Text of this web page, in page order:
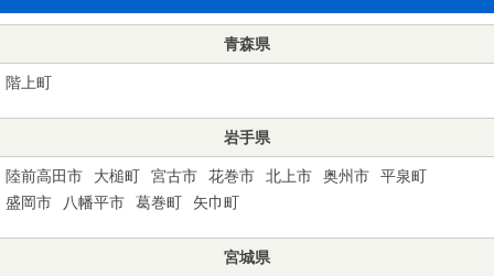
青森県
階上町
岩手県
陸前高田市 大槌町 宮古市 花巻市 北上市 奥州市
平泉町
盛岡市
八幡平市 葛巻町 矢巾町
宮城県